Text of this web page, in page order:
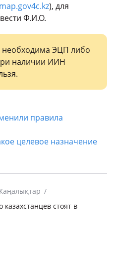
map.gov4c.kz), для
Ф.И.О.
ЭЦП либо
наличии ИИН
правила
целевое назначение
казахстанцев стоят в